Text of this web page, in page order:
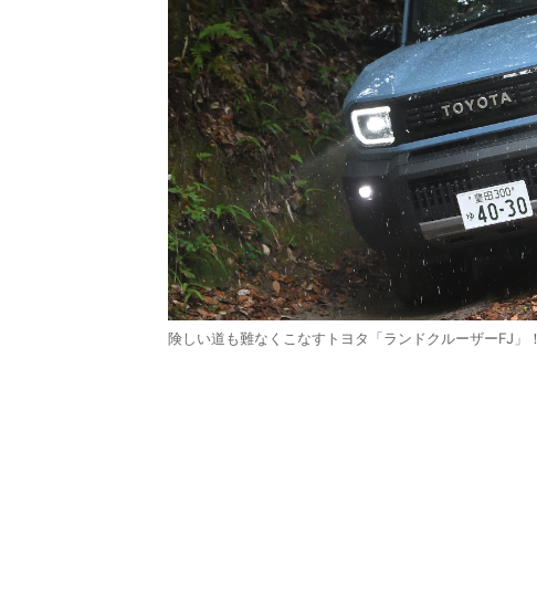
険しい道も難なくこなすトヨタ「ランドクルーザーFJ」！